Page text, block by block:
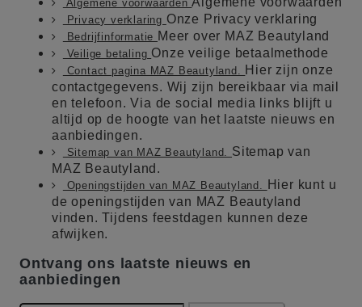
Algemene voorwaarden
Privacy verklaring Onze Privacy verklaring
Bedrijfinformatie Meer over MAZ Beautyland
Veilige betaling Onze veilige betaalmethode
Contact pagina MAZ Beautyland.
Hier zijn onze
contactgegevens. Wij zijn bereikbaar via mail
en telefoon. Via de social media links blijft u
altijd op de hoogte van het laatste nieuws en
aanbiedingen.
Sitemap van MAZ Beautyland. Sitemap van
MAZ Beautyland.
Openingstijden van MAZ Beautyland.
Hier kunt u
de openingstijden van MAZ Beautyland
vinden. Tijdens feestdagen kunnen deze
afwijken.
Ontvang ons laatste nieuws en
aanbiedingen